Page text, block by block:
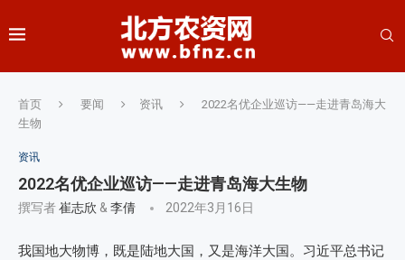
首页 要闻 资讯
2022名优企业巡访——走进青岛海大
生物
资讯
2022名优企业巡访——走进青岛海大生物
撰写者崔志欣 & 李倩 2022年3月16日
我国地大物博，既是陆地大国，又是海洋大国。习近平总书记